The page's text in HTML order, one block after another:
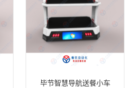
毕节智慧导航送餐小车